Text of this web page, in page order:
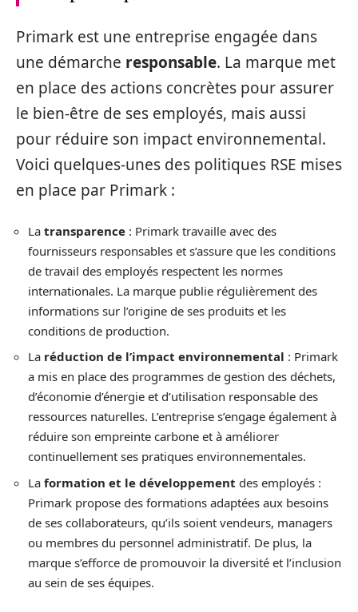
Primark est une entreprise engagée dans
une démarche responsable. La marque met
en place des actions concrètes pour assurer
le bien-être de ses employés, mais aussi
pour réduire son impact environnemental.
Voici quelques-unes des politiques RSE mises
en place par Primark :
La transparence : Primark travaille avec des
fournisseurs responsables et s’assure que les conditions
de travail des employés respectent les normes
internationales. La marque publie régulièrement des
informations sur l’origine de ses produits et les
conditions de production.
La réduction de l’impact environnemental : Primark
a mis en place des programmes de gestion des déchets,
d’économie d’énergie et d’utilisation responsable des
ressources naturelles. L’entreprise s’engage également à
réduire son empreinte carbone et à améliorer
continuellement ses pratiques environnementales.
La formation et le développement des employés :
Primark propose des formations adaptées aux besoins
de ses collaborateurs, qu’ils soient vendeurs, managers
ou membres du personnel administratif. De plus, la
marque s’efforce de promouvoir la diversité et l’inclusion
au sein de ses équipes.